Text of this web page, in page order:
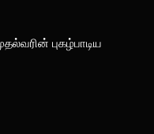
புகழ்பாடிய